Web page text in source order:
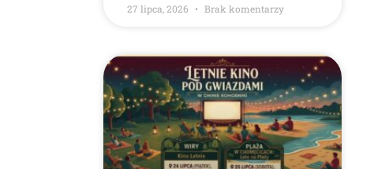
27 lipca, 2026 Brak komentarzy